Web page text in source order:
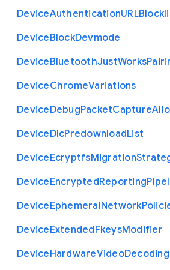
DeviceAuthenticationURL
DeviceBlockDevmode
DeviceBluetoothJustWorks
DeviceChromeVariations
DeviceDebugPacketCapture
DeviceDlcPredownloadList
DeviceEcryptfsMigration
DeviceEncryptedReporting
DeviceEphemeralNetwork
DeviceExtendedFkeysModifier
DeviceHardwareVideoDecoding